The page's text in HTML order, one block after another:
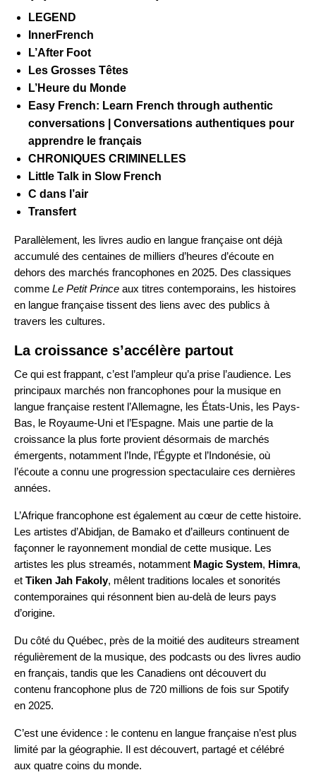
LEGEND
InnerFrench
L’After Foot
Les Grosses Têtes
L’Heure du Monde
Easy French: Learn French through authentic
conversations | Conversations authentiques pour
apprendre le français
CHRONIQUES CRIMINELLES
Little Talk in Slow French
C dans l’air
Transfert
Parallèlement, les livres audio en langue française ont déjà
accumulé des centaines de milliers d’heures d’écoute en
dehors des marchés francophones en 2025. Des classiques
comme Le Petit Prince aux titres contemporains, les histoires
en langue française tissent des liens avec des publics à
travers les cultures.
La croissance s’accélère partout
Ce qui est frappant, c’est l’ampleur qu’a prise l’audience. Les
principaux marchés non francophones pour la musique en
langue française restent l’Allemagne, les États-Unis, les Pays-
Bas, le Royaume-Uni et l’Espagne. Mais une partie de la
croissance la plus forte provient désormais de marchés
émergents, notamment l’Inde, l’Égypte et l’Indonésie, où
l’écoute a connu une progression spectaculaire ces dernières
années.
L’Afrique francophone est également au cœur de cette histoire.
Les artistes d’Abidjan, de Bamako et d’ailleurs continuent de
façonner le rayonnement mondial de cette musique. Les
artistes les plus streamés, notamment Magic System, Himra,
et Tiken Jah Fakoly, mêlent traditions locales et sonorités
contemporaines qui résonnent bien au-delà de leurs pays
d’origine.
Du côté du Québec, près de la moitié des auditeurs streament
régulièrement de la musique, des podcasts ou des livres audio
en français, tandis que les Canadiens ont découvert du
contenu francophone plus de 720 millions de fois sur Spotify
en 2025.
C’est une évidence : le contenu en langue française n’est plus
limité par la géographie. Il est découvert, partagé et célébré
aux quatre coins du monde.